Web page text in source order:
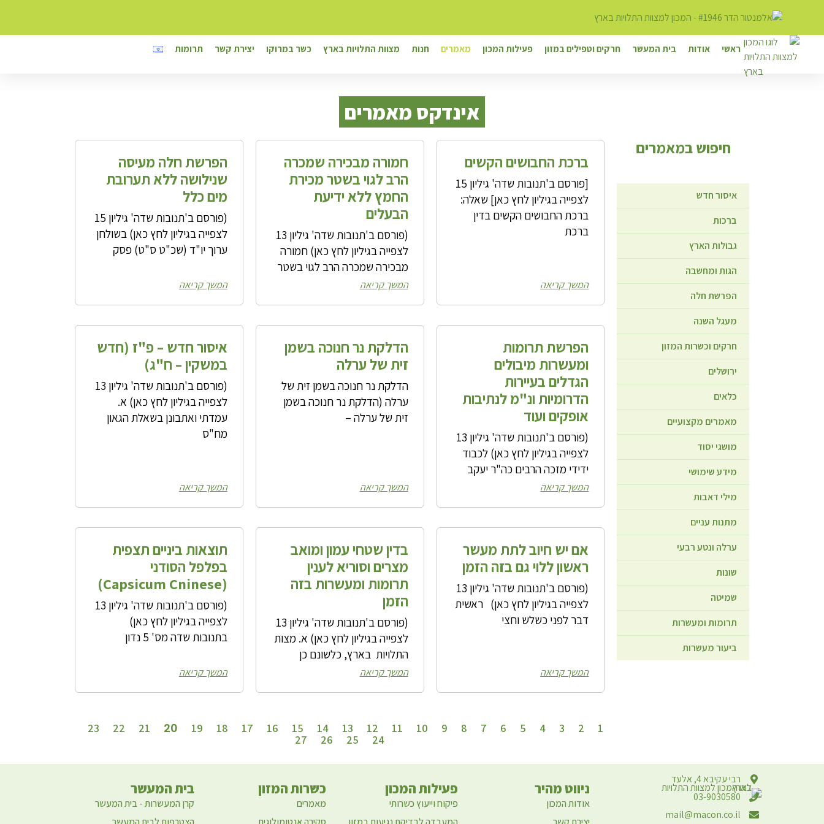
ראשי אודות בית המעשר חרקים וטפילים במזון פעילות המכון מאמרים חנות מצוות התלויות בארץ כשר במרוקו יצירת קשר תרומות
אינדקס מאמרים
חיפוש במאמרים
איסור חדש
ברכות
גבולות הארץ
הגות ומחשבה
הפרשת חלה
מעגל השנה
חרקים וכשרות המזון
ירושלים
כלאים
מאמרים מקצועיים
מושגי יסוד
מידע שימושי
מילי דאבות
מתנות עניים
ערלה ונטע רבעי
שונות
שמיטה
תרומות ומעשרות
ביעור מעשרות
ברכת החבושים הקשים
[פורסם ב'תנובות שדה' גיליון 15
לצפייה בגיליון לחץ כאן] שאלה:
ברכת החבושים הקשים בדין
ברכת
המשך קריאה
חמורה מבכירה שמכרה
הרב לגוי בשטר מכירת
החמץ ללא ידיעת
הבעלים
(פורסם ב'תנובות שדה' גיליון 13
לצפייה בגיליון לחץ כאן) חמורה
מבכירה שמכרה הרב לגוי בשטר
המשך קריאה
הפרשת חלה מעיסה
שנילושה ללא תערובת
מים כלל
(פורסם ב'תנובות שדה' גיליון 15
לצפייה בגיליון לחץ כאן) בשולחן
ערוך יו"ד (שכ"ט ס"ט) פסק
המשך קריאה
הפרשת תרומות
ומעשרות מיבולים
הגדלים בעיירות
הדרומיות ונ"מ לנתיבות
אופקים ועוד
(פורסם ב'תנובות שדה' גיליון 13
לצפייה בגיליון לחץ כאן) לכבוד
ידידי מזכה הרבים כה"ר יעקב
המשך קריאה
הדלקת נר חנוכה בשמן
זית של ערלה
הדלקת נר חנוכה בשמן זית של
ערלה (הדלקת נר חנוכה בשמן
זית של ערלה –
המשך קריאה
איסור חדש – פ"ז (חדש
במשקין – ח"ג)
(פורסם ב'תנובות שדה' גיליון 13
לצפייה בגיליון לחץ כאן) א.
עמדתי ואתבונן בשאלת הגאון
מח"ס
המשך קריאה
אם יש חיוב לתת מעשר
ראשון ללוי גם בזה הזמן
(פורסם ב'תנובות שדה' גיליון 13
לצפייה בגיליון לחץ כאן) ראשית
דבר לפני כשלש וחצי
המשך קריאה
בדין שטחי עמון ומואב
מצרים וסוריא לענין
תרומות ומעשרות בזה
הזמן
(פורסם ב'תנובות שדה' גיליון 13
לצפייה בגיליון לחץ כאן) א. מצות
התלויות בארץ, כלשונם כן
המשך קריאה
תוצאות ביניים תצפית
בפלפל הסודני
(Capsicum Cninese)
(פורסם ב'תנובות שדה' גיליון 13
לצפייה בגיליון לחץ כאן)
בתנובות שדה מס' 5 נדון
המשך קריאה
1
2
3
4
5
6
7
8
9
10
11
12
13
14
15
16
17
18
19
20
21
22
23
24
25
26
27
רבי עקיבא 4, אלעד
03-9030580
mail@macon.co.il
ניווט מהיר
אודות המכון
פעילות המכון
פיקוח וייעוץ כשרותי
כשרות המזון
מאמרים
בית המעשר
קרן המעשרות - בית המעשר